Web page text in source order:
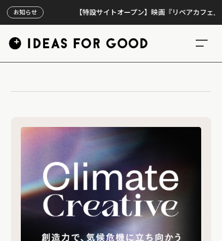
お知らせ 【特設サイトオープン】映画『リペアカフェ』、上